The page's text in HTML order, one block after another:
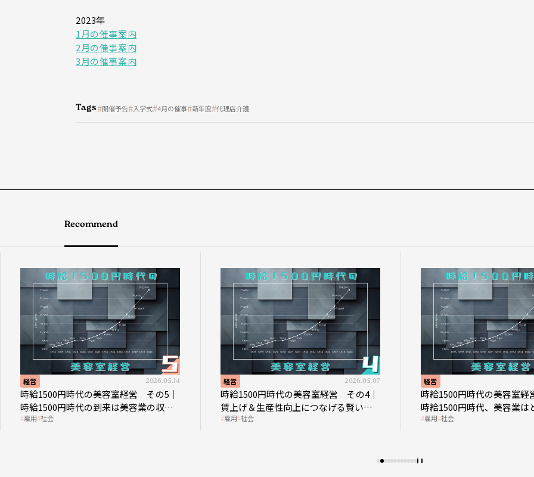
2023年
1月の催事案内
2月の催事案内
3月の催事案内
Tags 開催予告 入学式 4月の催事 新年度 代理店介護
Recommend
経営 2026.05.14
時給1500円時代の美容室経営 その5｜
時給1500円時代の到来は美容業の収益
構造を見直す契機
雇用 社会
経営 2026.05.07
時給1500円時代の美容室経営 その4｜
賃上げ＆生産性向上につなげる賢い助
成金活用
雇用 社会
経営
時給1500円時代の美容室
時給1500円時代、美容業は
影響を受けるのか？
雇用 社会